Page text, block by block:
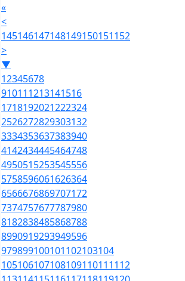
«
<
145146147148149150151152
>
▼
12345678
910111213141516
1718192021222324
2526272829303132
3334353637383940
4142434445464748
4950515253545556
5758596061626364
6566676869707172
7374757677787980
8182838485868788
8990919293949596
979899100101102103104
105106107108109110111112